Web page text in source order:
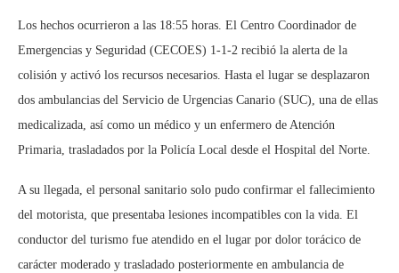
Los hechos ocurrieron a las 18:55 horas. El Centro Coordinador de
Emergencias y Seguridad (CECOES) 1-1-2 recibió la alerta de la
colisión y activó los recursos necesarios. Hasta el lugar se desplazaron
dos ambulancias del Servicio de Urgencias Canario (SUC), una de ellas
medicalizada, así como un médico y un enfermero de Atención
Primaria, trasladados por la Policía Local desde el Hospital del Norte.
A su llegada, el personal sanitario solo pudo confirmar el fallecimiento
del motorista, que presentaba lesiones incompatibles con la vida. El
conductor del turismo fue atendido en el lugar por dolor torácico de
carácter moderado y trasladado posteriormente en ambulancia de